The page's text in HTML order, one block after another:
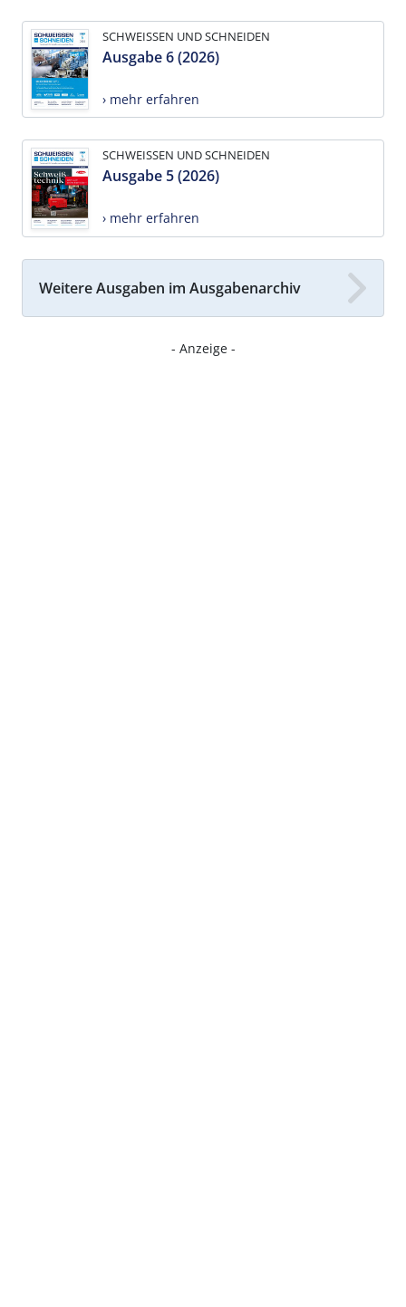
SCHWEISSEN UND SCHNEIDEN
Ausgabe 6 (2026)
› mehr erfahren
SCHWEISSEN UND SCHNEIDEN
Ausgabe 5 (2026)
› mehr erfahren
Weitere Ausgaben im Ausgabenarchiv
- Anzeige -